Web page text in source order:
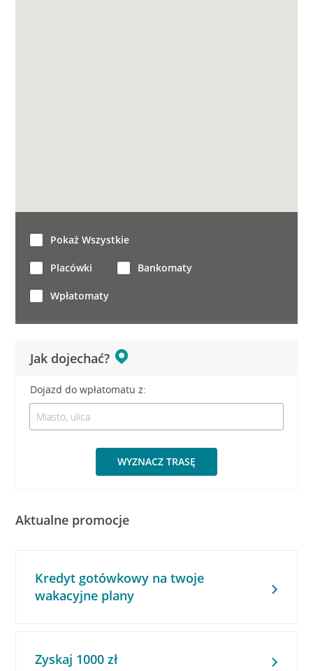
Jak dojechać?
Dojazd do wpłatomatu z:
WYZNACZ TRASĘ
Pokaż Wszystkie
Placówki Bankomaty
Wpłatomaty
Aktualne promocje
Kredyt gotówkowy na twoje
wakacyjne plany
Zyskaj 1000 zł